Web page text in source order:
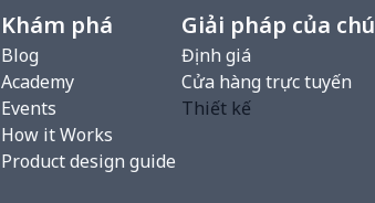
Khám phá
Blog
Academy
Events
How it Works
Product design guide
Giải pháp của
Định giá
Cửa hàng trực tuyến
Thiết kế